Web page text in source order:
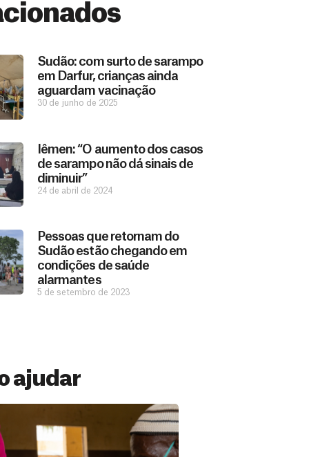
Sudão: com surto de sarampo
em Darfur, crianças ainda
aguardam vacinação
30 de junho de 2025
Iêmen: “O aumento dos casos
de sarampo não dá sinais de
diminuir”
24 de abril de 2024
Pessoas que retornam do
Sudão estão chegando em
condições de saúde
alarmantes
5 de setembro de 2023
ajudar